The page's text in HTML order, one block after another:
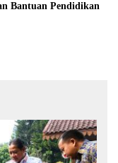
Bantuan Pendidikan